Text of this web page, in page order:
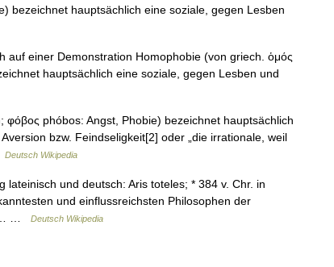
bezeichnet hauptsächlich eine soziale, gegen Lesben
einer Demonstration Homophobie (von griech. ὁμός
hauptsächlich eine soziale, gegen Lesben und
phóbos: Angst, Phobie) bezeichnet hauptsächlich
bzw. Feindseligkeit[2] oder „die irrationale, weil
Deutsch Wikipedia
lateinisch und deutsch: Aris toteles; * 384 v. Chr. in
und einflussreichsten Philosophen der
…
Deutsch Wikipedia